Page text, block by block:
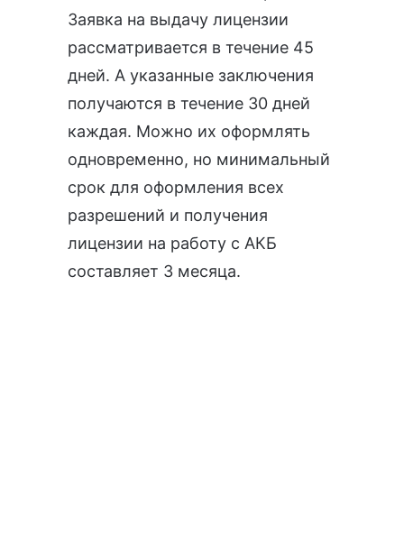
Заявка на выдачу лицензии
рассматривается в течение 45
дней. А указанные заключения
получаются в течение 30 дней
каждая. Можно их оформлять
одновременно, но минимальный
срок для оформления всех
разрешений и получения
лицензии на работу с АКБ
составляет 3 месяца.